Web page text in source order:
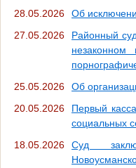
28.05.2026
Об
27.05.2026
Районный
незаконном
25.05.2026
Об
20.05.2026
Первый
социальных
18.05.2026
Суд